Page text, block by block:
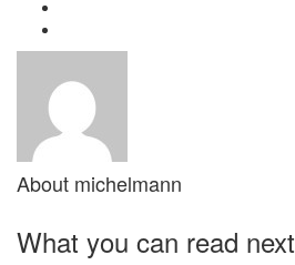
About michelmann
What you can read next